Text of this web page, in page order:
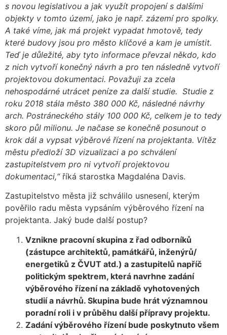
s novou legislativou a jak využít propojení s dalšími
objekty v tomto území, jako je např. zázemí pro spolky.
A také víme, jak má projekt vypadat hmotově, tedy
které budovy jsou pro město klíčové a kam je umístit.
Teď je důležité, aby tyto informace převzal někdo, kdo
z nich vytvoří konečný návrh a pro ten následně vytvoří
projektovou dokumentaci. Považuji za zcela
nehospodárné utrácet peníze za další studie. Studie z
roku 2018 stála město 380 000 Kč, následné návrhy
arch. Postráneckého stály 100 000 Kč, celkem je to tedy
skoro půl milionu. Je načase se konečně posunout o
krok dál a vypsat výběrové řízení na projektanta. Vítěz
městu předloží 3D vizualizaci a po schválení
zastupitelstvem pro ni vytvoří projektovou
dokumentaci,“říká starostka Magdaléna Davis.
Zastupitelstvo města již schválilo usnesení, kterým
pověřilo radu města vypsáním výběrového řízení na
projektanta. Jaký bude další postup?
Vznikne pracovní skupina z řad odborníků
(zástupce architektů, památkářů, inženýrů/
energetiků z ČVUT atd.) a zastupitelů napříč
politickým spektrem, která navrhne zadání
výběrového řízení na základě vyhotovených
studií a návrhů. Skupina bude hrát významnou
poradní roli i v průběhu další přípravy projektu.
Zadání výběrového řízení bude poskytnuto všem